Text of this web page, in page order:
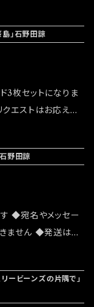
ちらのオンラインシ
します ◆発送は 2
」後になります
島」石野田諒
3枚セットになりま
エストはお応えで
◆確実にお手にした
ショップでのご注
は 2022/03/20イ
ます
石野田諒
◆宛名やメッセー
ません ◆発送はラ
ちらのオンラインシ
します ◆発送は 2
ービーンズの片隅で」